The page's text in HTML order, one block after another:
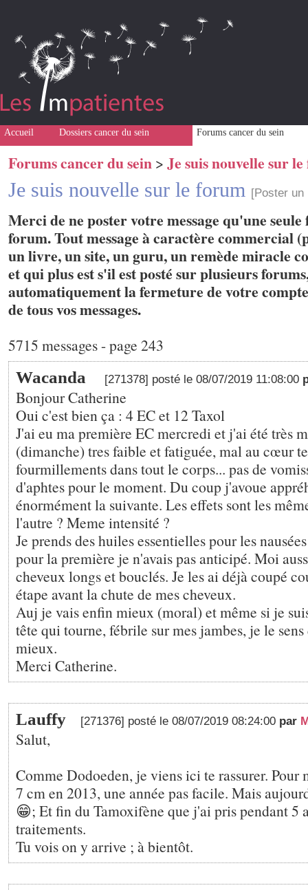
Accueil Dossiers cancer du sein Forums cancer du sein
Forums cancer du sein > Je suis nouvelle sur
Je suis nouvelle sur le forum [Poster un
Merci de ne poster votre message qu'une seule
forum. Tout message à caractère commercial
un livre, un site, un guru, un remède miracle
et qui plus est s'il est posté sur plusieurs
automatiquement la fermeture de votre
de tous vos messages.
5715 messages - page 243
Wacanda [271378] posté le 08/07/2019 11:08:00
Bonjour Catherine
Oui c'est bien ça : 4 EC et 12 Taxol
J'ai eu ma première EC mercredi et j'ai été très
(dimanche) tres faible et fatiguée, mal au cœur
fourmillements dans tout le corps... pas de
d'aphtes pour le moment. Du coup j'avoue
énormément la suivante. Les effets sont les
l'autre ? Meme intensité ?
Je prends des huiles essentielles pour les
pour la première je n'avais pas anticipé. Moi
cheveux longs et bouclés. Je les ai déjà coupé
étape avant la chute de mes cheveux.
Auj je vais enfin mieux (moral) et même si je
tête qui tourne, fébrile sur mes jambes, je le
mieux.
Merci Catherine.
Lauffy [271376] posté le 08/07/2019 08:24:00 par
Salut,
Comme Dodoeden, je viens ici te rassurer. Pour
7 cm en 2013, une année pas facile. Mais
😁; Et fin du Tamoxifène que j'ai pris pendant 5
traitements.
Tu vois on y arrive ; à bientôt.